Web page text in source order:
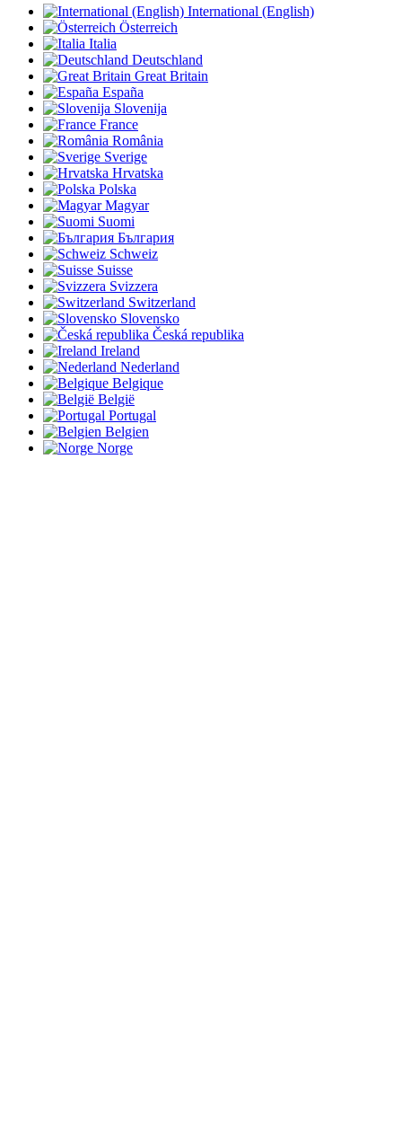
International (English)
Österreich
Italia
Deutschland
Great Britain
España
Slovenija
France
România
Sverige
Hrvatska
Polska
Magyar
Suomi
България
Schweiz
Suisse
Svizzera
Switzerland
Slovensko
Česká republika
Ireland
Nederland
Belgique
België
Portugal
Belgien
Norge